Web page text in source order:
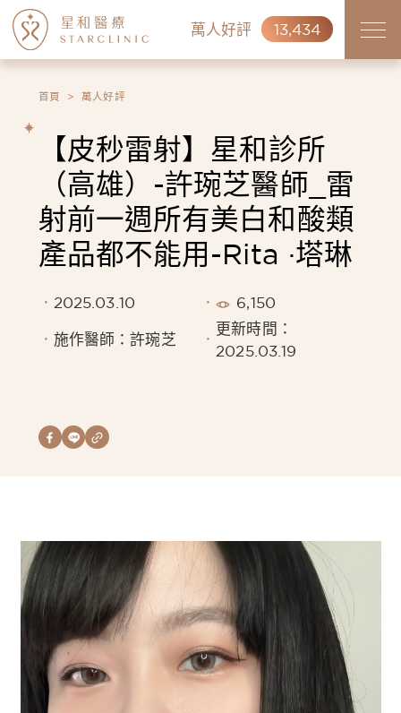
萬人好評 13,434
首頁 萬人好評
【皮秒雷射】星和診所
（高雄）-許琬芝醫師_雷
射前一週所有美白和酸類
產品都不能用-Rita ·塔琳
2025.03.10 6,150
施作醫師：許琬芝
更新時間：
2025.03.19